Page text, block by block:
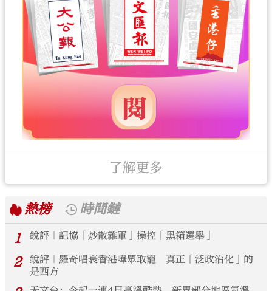
了解更多
熱榜
時間鏈
1
銳評｜記協「炒散雜軍」操控「黑箱選舉」
2
銳評｜羅奇唱衰香港嘩眾取寵 真正「泛政治化」的
是西方